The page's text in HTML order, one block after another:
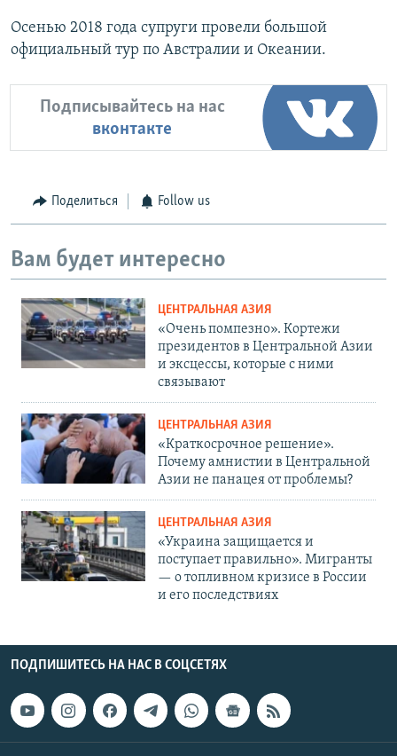
Осенью 2018 года супруги провели большой
официальный тур по Австралии и Океании.
Подписывайтесь на нас
вконтакте
Поделиться Follow us
Вам будет интересно
ЦЕНТРАЛЬНАЯ АЗИЯ
«Очень помпезно». Кортежи
президентов в Центральной Азии
и эксцессы, которые с ними
связывают
ЦЕНТРАЛЬНАЯ АЗИЯ
«Краткосрочное решение».
Почему амнистии в Центральной
Азии не панацея от проблемы?
ЦЕНТРАЛЬНАЯ АЗИЯ
«Украина защищается и
поступает правильно». Мигранты
— о топливном кризисе в России
и его последствиях
ПОДПИШИТЕСЬ НА НАС В СОЦСЕТЯХ